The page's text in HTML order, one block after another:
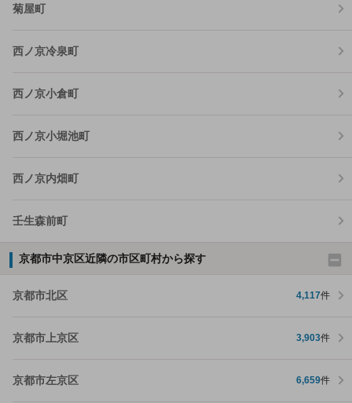
菊屋町
西ノ京冷泉町
西ノ京小倉町
西ノ京小堀池町
西ノ京内畑町
壬生森前町
京都市中京区近隣の市区町村から探す
京都市北区 4,117件
京都市上京区 3,903件
京都市左京区 6,659件